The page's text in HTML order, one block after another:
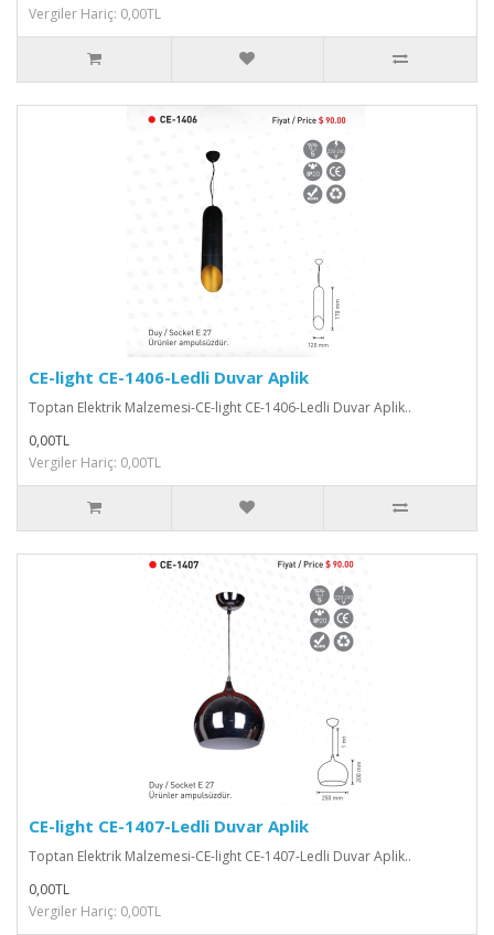
Vergiler Hariç: 0,00TL
CE-light CE-1406-Ledli Duvar Aplik
Toptan Elektrik Malzemesi-CE-light CE-1406-Ledli Duvar Aplik..
0,00TL
Vergiler Hariç: 0,00TL
CE-light CE-1407-Ledli Duvar Aplik
Toptan Elektrik Malzemesi-CE-light CE-1407-Ledli Duvar Aplik..
0,00TL
Vergiler Hariç: 0,00TL